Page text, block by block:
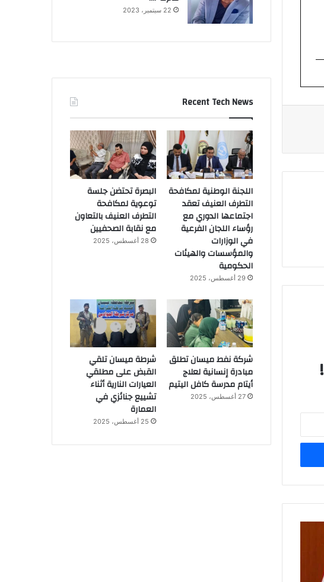
22 سبتمبر، 2023
Recent Tech News
اللجنة الوطنية لمكافحة
التطرف العنيف تعقد
اجتماعها الدوري مع
رؤساء اللجان الفرعية
في الوزارات
والمؤسسات والهيئات
الحكومية
29 أغسطس، 2025
البصرة تحتضن جلسة
توعوية لمكافحة
التطرف العنيف بالتعاون
مع نقابة الصحفيين
28 أغسطس، 2025
شركة نفط ميسان تطلق
مبادرة إنسانية لعلاج
أيتام مدرسة كافل اليتيم
27 أغسطس، 2025
شرطة ميسان تلقي
القبض على مطلقي
العيارات النارية أثناء
تشييع جنائزي في
العمارة
25 أغسطس، 2025